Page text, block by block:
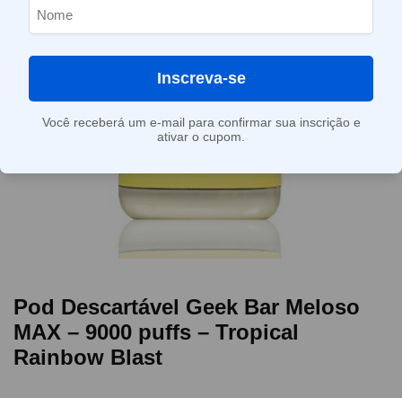
Pod Descartável Geek Bar Meloso
MAX – 9000 puffs – Tropical
Rainbow Blast
Inscreva-se
Você receberá um e-mail para confirmar sua inscrição e
ativar o cupom.